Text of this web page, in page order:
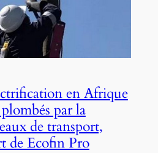
en Afrique
par la
de transport,
de Ecofin Pro